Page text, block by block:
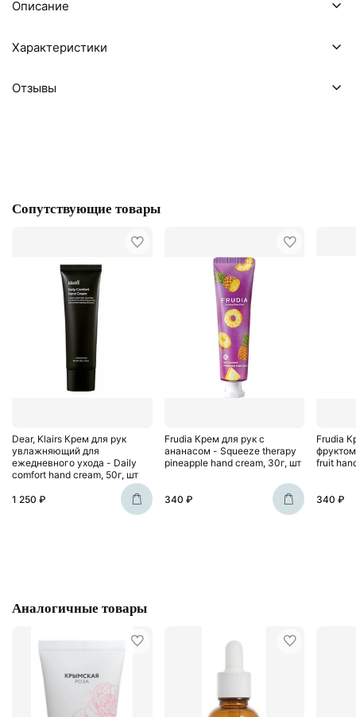
Описание
Характеристики
Отзывы
Сопутствующие товары
Dear, Klairs Крем для рук
увлажняющий для
ежедневного ухода - Daily
comfort hand cream, 50г, шт
1 250 ₽
Frudia Крем для рук c
ананасом - Squeeze therapy
pineapple hand cream, 30г, шт
340 ₽
Frudia
fruit
340 ₽
Аналогичные товары